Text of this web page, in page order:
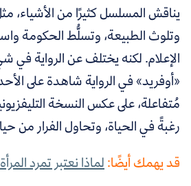
يناقش المسلسل كثيرًا من الأشياء،
وتلوث الطبيعة، وتسلُّط الحكومة
الإعلام. لكنه يختلف عن الرواية في
«أوفريد» في الرواية شاهدة على
مُتفاعلة، على عكس النسخة
رغبةً في الحياة، وتحاول الفرار من
قد يهمك أيضًا:لماذا نعتبر تمرد